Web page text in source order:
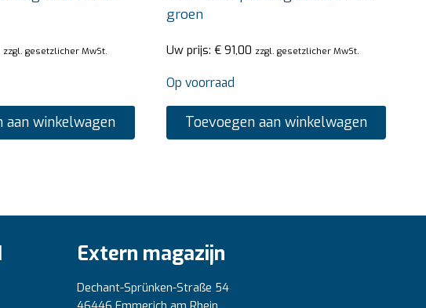
zzgl. gesetzlicher MwSt.
aan winkelwagen
groen
Uw prijs: €91,00 zzgl. gesetzlicher MwSt.
Op voorraad
Toevoegen aan winkelwagen
Extern magazijn
Dechant-Sprünken-Straße 54